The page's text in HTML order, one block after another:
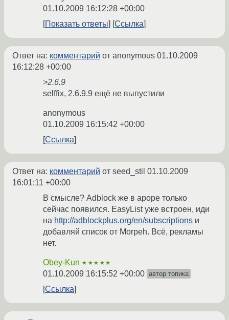
01.10.2009 16:12:28 +00:00
Показать ответы
Ссылка
Ответ на: комментарий от anonymous 01.10.2009
16:12:28 +00:00
>2.6.9
selffix, 2.6.9.9 ещё не выпустили
anonymous
01.10.2009 16:15:42 +00:00
Ссылка
Ответ на: комментарий от seed_stil 01.10.2009
16:01:11 +00:00
В смысле? Adblock же в ароре только
сейчас появился. EasyList уже встроен, иди
на http://adblockplus.org/en/subscriptions и
добавляй список от Morpeh. Всё, рекламы
нет.
Obey-Kun ★★★★★
01.10.2009 16:15:52 +00:00 автор топика
Ссылка